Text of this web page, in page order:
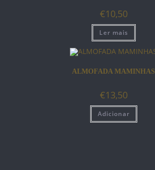
€10,50
Ler mais
ALMOFADA MAMINHAS
€13,50
Adicionar